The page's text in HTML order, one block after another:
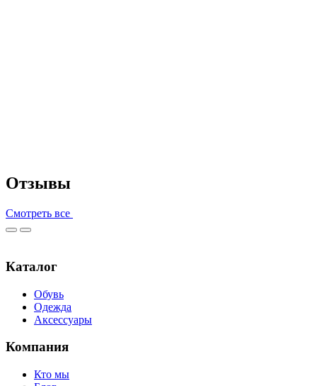
Отзывы
Смотреть все
Каталог
Обувь
Одежда
Аксессуары
Компания
Кто мы